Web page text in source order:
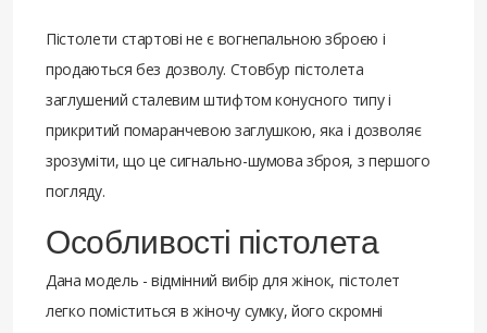
Пістолети стартові не є вогнепальною зброєю і
продаються без дозволу. Стовбур пістолета
заглушений сталевим штифтом конусного типу і
прикритий помаранчевою заглушкою, яка і дозволяє
зрозуміти, що це сигнально-шумова зброя, з першого
погляду.
Особливості пістолета
Дана модель - відмінний вибір для жінок, пістолет
легко поміститься в жіночу сумку, його скромні